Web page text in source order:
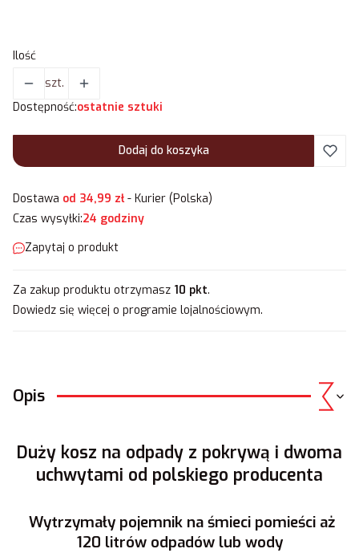
Ilość
szt.
Dostępność:ostatnie sztuki
Dodaj do koszyka
Dostawa od 34,99 zł- Kurier (Polska)
Czas wysyłki:24 godziny
Zapytaj o produkt
Za zakup produktu otrzymasz 10 pkt.
Dowiedz się więcej o programie lojalnościowym.
Opis
Duży kosz na odpady z pokrywą i dwoma
uchwytami od polskiego producenta
Wytrzymały pojemnik na śmieci pomieści aż
120 litrów odpadów lub wody